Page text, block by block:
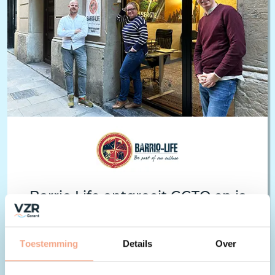
Toestemming Details Over
Barrio Life ontgroeit GGTO en is
het aanbieden van unieke rondreizen…
Lees meer >